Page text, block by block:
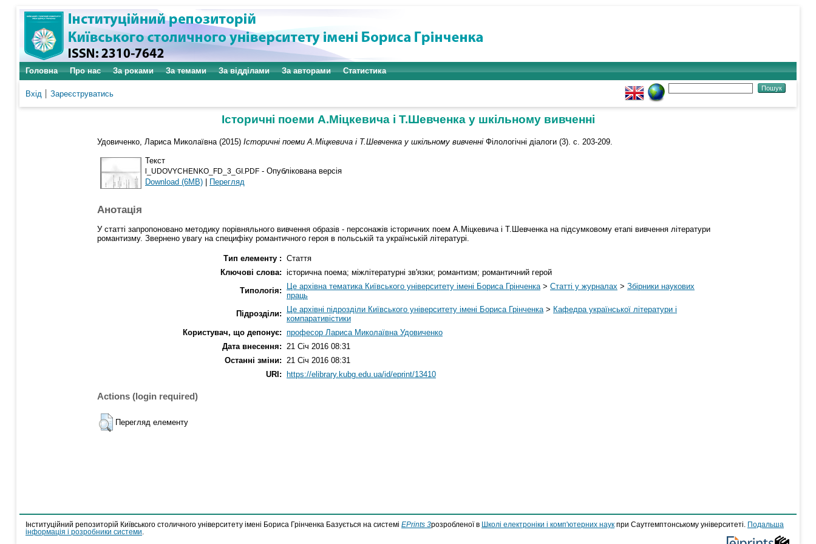
Головна Про нас За роками За темами За відділами За авторами Статистика
Вхід Зареєструватись
Історичні поеми А.Міцкевича і Т.Шевченка у шкільному вивченні
Удовиченко, Лариса Миколаївна (2015) Історичні поеми А.Міцкевича і Т.Шевченка у шкільному вивченні Філологічні діалоги (3). с. 203-209.
Текст
l_UDOVYCHENKO_FD_3_GI.PDF - Опублікована версія
Download (6MB) | Перегляд
Анотація
У статті запропоновано методику порівняльного вивчення образів - персонажів історичних поем А.Міцкевича і Т.Шевченка на підсумковому етапі вивчення літератури
романтизму. Звернено увагу на специфіку романтичного героя в польській та українській літературі.
Тип елементу : Стаття
Ключові слова: історична поема; міжлітературні зв'язки; романтизм; романтичний герой
Типологія:
Це архівна тематика Київського університету імені Бориса Грінченка > Статті у журналах > Збірники наукових
праць
Підрозділи:
Це архівні підрозділи Київського університету імені Бориса Грінченка > Кафедра української літератури і
компаративістики
Користувач, що депонує: професор Лариса Миколаївна Удовиченко
Дата внесення:
21 Січ 2016 08:31
Останні зміни:
21 Січ 2016 08:31
URI:
https://elibrary.kubg.edu.ua/id/eprint/13410
Actions (login required)
Перегляд елементу
Інституційний репозиторій Київського столичного університету імені Бориса Грінченка Базується на системі EPrints 3розробленої в Школі електроніки і комп'ютерних наук при Саутгемптонському університеті.
Подальша
інформація і розробники системи